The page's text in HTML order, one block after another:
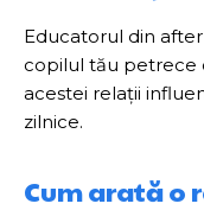
Educatorul din
copilul tău petrece
acestei relații
zilnice.
Cum arată o